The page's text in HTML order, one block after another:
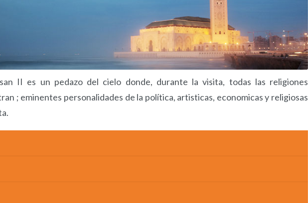
II es un pedazo del cielo donde, durante la visita, todas las religiones
; eminentes personalidades de la política, artisticas, economicas y religiosas